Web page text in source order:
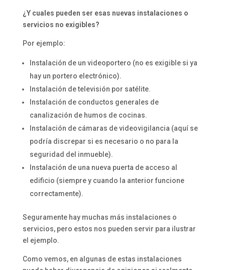
¿Y cuales pueden ser esas nuevas instalaciones o
servicios no exigibles?
Por ejemplo:
Instalación de un videoportero (no es exigible si ya
hay un portero electrónico).
Instalación de televisión por satélite.
Instalación de conductos generales de
canalización de humos de cocinas.
Instalación de cámaras de videovigilancia (aquí se
podría discrepar si es necesario o no para la
seguridad del inmueble).
Instalación de una nueva puerta de acceso al
edificio (siempre y cuando la anterior funcione
correctamente).
Seguramente hay muchas más instalaciones o
servicios, pero estos nos pueden servir para ilustrar
el ejemplo.
Como vemos, en algunas de estas instalaciones